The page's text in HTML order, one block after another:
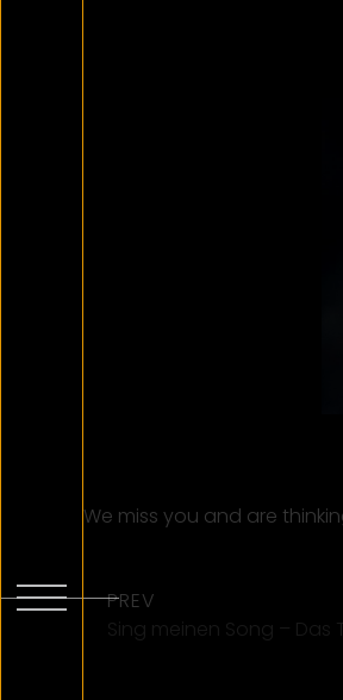
We miss you and are
PREV
Sing meinen Song – Das